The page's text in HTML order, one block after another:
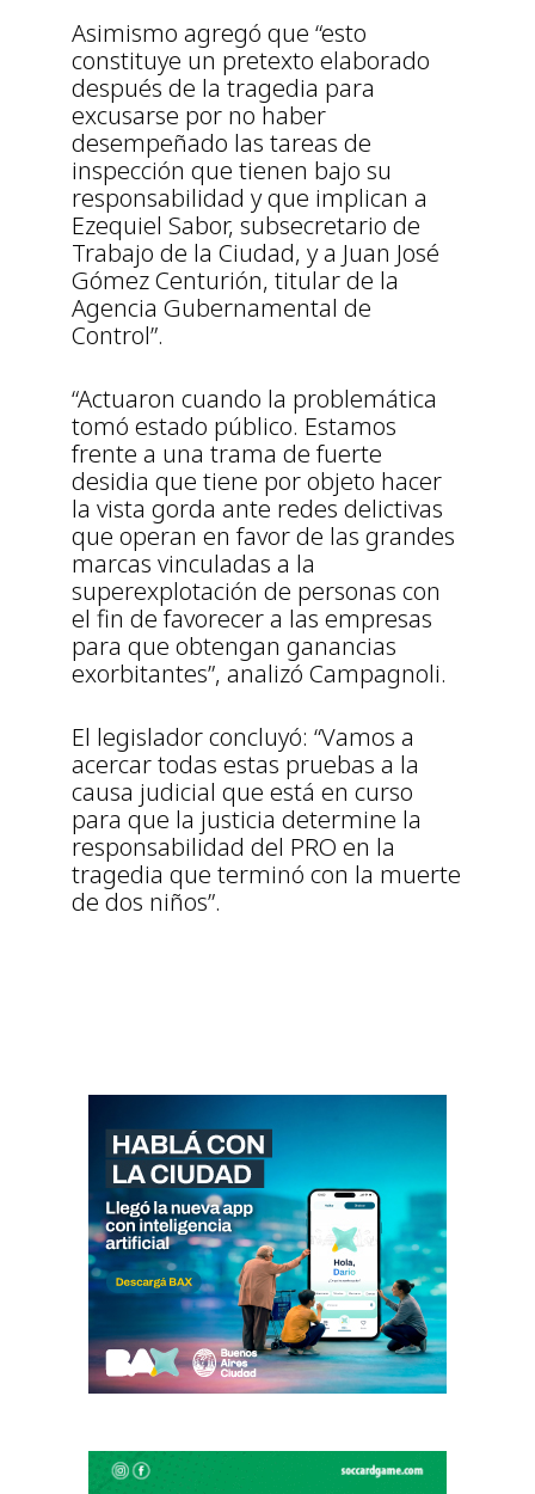
Asimismo agregó que “esto
constituye un pretexto elaborado
después de la tragedia para
excusarse por no haber
desempeñado las tareas de
inspección que tienen bajo su
responsabilidad y que implican a
Ezequiel Sabor, subsecretario de
Trabajo de la Ciudad, y a Juan José
Gómez Centurión, titular de la
Agencia Gubernamental de
Control”.
“Actuaron cuando la problemática
tomó estado público. Estamos
frente a una trama de fuerte
desidia que tiene por objeto hacer
la vista gorda ante redes delictivas
que operan en favor de las grandes
marcas vinculadas a la
superexplotación de personas con
el fin de favorecer a las empresas
para que obtengan ganancias
exorbitantes”, analizó Campagnoli.
El legislador concluyó: “Vamos a
acercar todas estas pruebas a la
causa judicial que está en curso
para que la justicia determine la
responsabilidad del PRO en la
tragedia que terminó con la muerte
de dos niños”.